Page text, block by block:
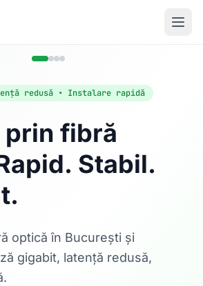
redusă • Instalare rapidă
prin fibră
Stabil.
optică în București și
gigabit, latență redusă,
Gbps, direct în casa ta.